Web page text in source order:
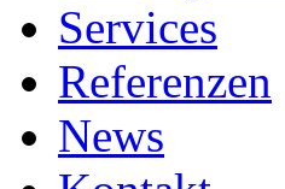
Services
Referenzen
News